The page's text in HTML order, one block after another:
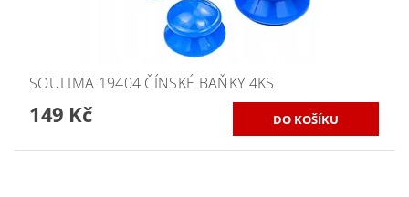
SOULIMA 19404 ČÍNSKÉ BAŇKY 4KS
149 Kč